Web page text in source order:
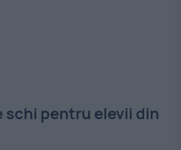
schi pentru elevii din